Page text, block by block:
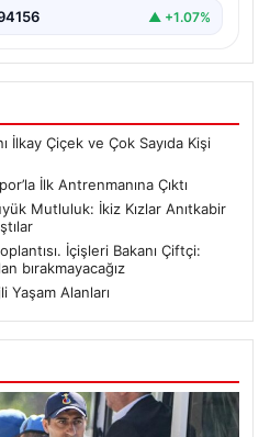
▲ +1.07%
İlkay Çiçek ve Çok Sayıda Kişi
İlk Antrenmanına Çıktı
Mutluluk: İkiz Kızlar Anıtkabir
İçişleri Bakanı Çiftçi:
bırakmayacağız
Yaşam Alanları